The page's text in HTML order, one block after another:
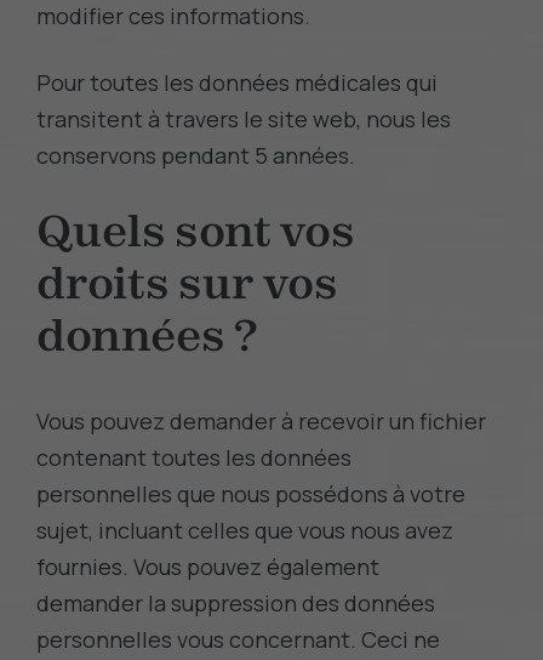
modifier ces informations.
Pour toutes les données médicales qui
transitent à travers le site web, nous les
conservons pendant 5 années.
Quels sont vos
droits sur vos
données ?
Vous pouvez demander à recevoir un fichier
contenant toutes les données
personnelles que nous possédons à votre
sujet, incluant celles que vous nous avez
fournies. Vous pouvez également
demander la suppression des données
personnelles vous concernant. Ceci ne